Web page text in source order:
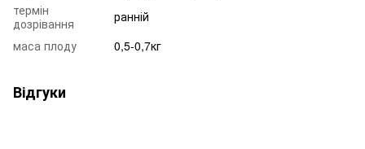
термін
дозрівання
ранній
маса плоду
0,5-0,7кг
Відгуки